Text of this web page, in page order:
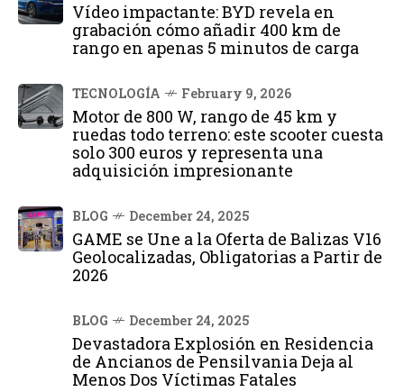
Vídeo impactante: BYD revela en
grabación cómo añadir 400 km de
rango en apenas 5 minutos de carga
TECNOLOGÍA February 9, 2026
Motor de 800 W, rango de 45 km y
ruedas todo terreno: este scooter cuesta
solo 300 euros y representa una
adquisición impresionante
BLOG December 24, 2025
GAME se Une a la Oferta de Balizas V16
Geolocalizadas, Obligatorias a Partir de
2026
BLOG December 24, 2025
Devastadora Explosión en Residencia
de Ancianos de Pensilvania Deja al
Menos Dos Víctimas Fatales